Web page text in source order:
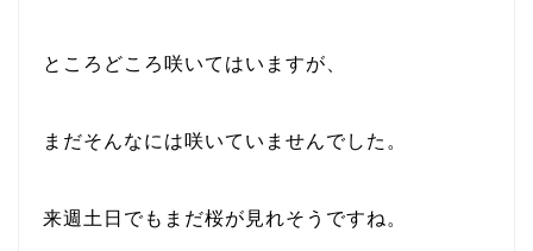
ところどころ咲いてはいますが、
まだそんなには咲いていませんでした。
来週土日でもまだ桜が見れそうですね。